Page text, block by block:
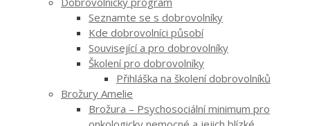
Seznamte se s dobrovolníky
Kde dobrovolníci působí
Související a pro dobrovolníky
Školení pro dobrovolníky
Přihláška na školení dobrovolníků
Brožury Amelie
Brožura – Psychosociální minimum pro